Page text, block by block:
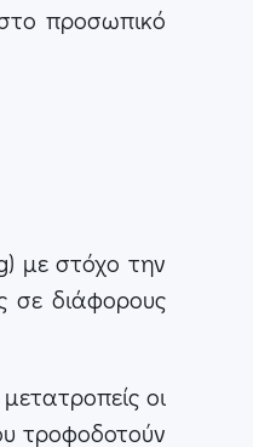
προσωπικό
με στόχο την
σε διάφορους
οι
τροφοδοτούν